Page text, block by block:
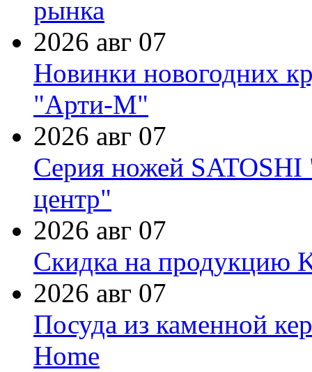
рынка
2026 авг 07
Новинки новогодних
"Арти-М"
2026 авг 07
Серия ножей
центр"
2026 авг 07
Скидка на продукцию
2026 авг 07
Посуда из каменной
Home